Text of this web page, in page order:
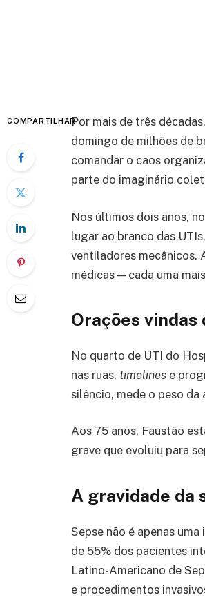
COMPARTILHARPor mais de três
domingo de milhões de
comandar o caos
parte do imaginário
Nos últimos dois anos,
lugar ao branco das
ventiladores mecânicos.
médicas — cada uma
Orações vindas
No quarto de UTI do
nas ruas, timelines e
silêncio, mede o peso da
Aos 75 anos, Faustão
grave que evoluiu para
A gravidade da
Sepse não é apenas
de 55% dos pacientes
Latino-Americano de
e procedimentos